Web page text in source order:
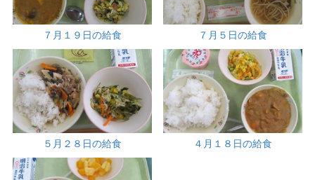
７月１９日の給食 ７月５日の給食
５月２８日の給食 ４月１８日の給食